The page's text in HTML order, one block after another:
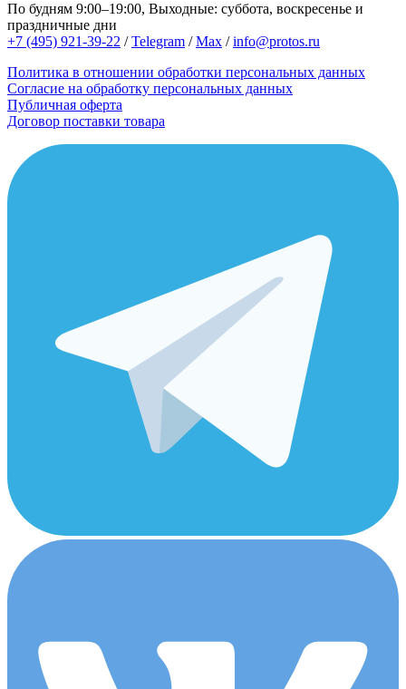
По будням 9:00–19:00, Выходные: суббота, воскресенье и
праздничные дни
+7 (495) 921-39-22 /Telegram /Max /info@protos.ru
Политика в отношении обработки персональных данных
Согласие на обработку персональных данных
Публичная оферта
Договор поставки товара